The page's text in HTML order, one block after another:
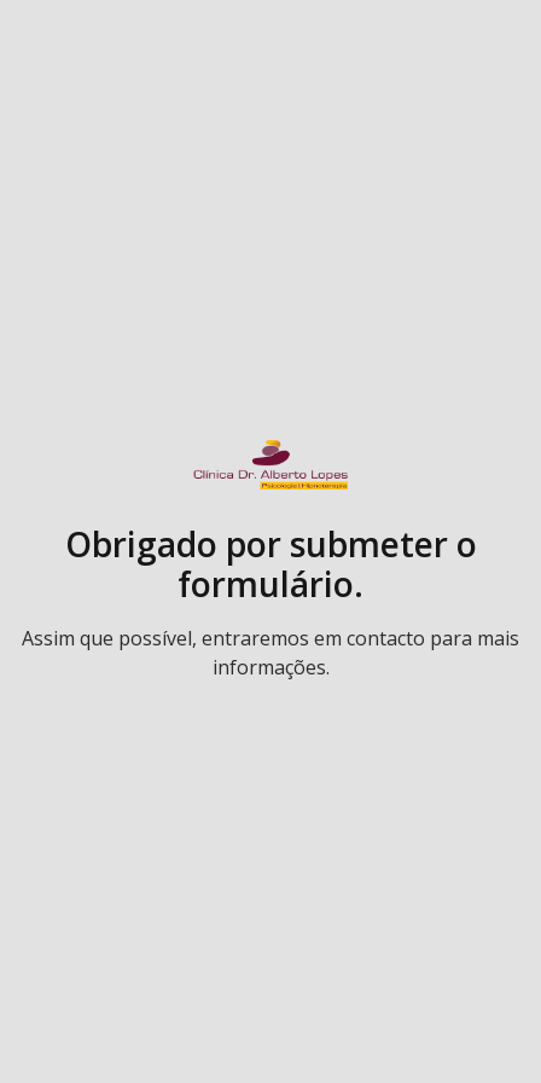
Obrigado por submeter o
formulário.
Assim que possível, entraremos em contacto para mais
informações.